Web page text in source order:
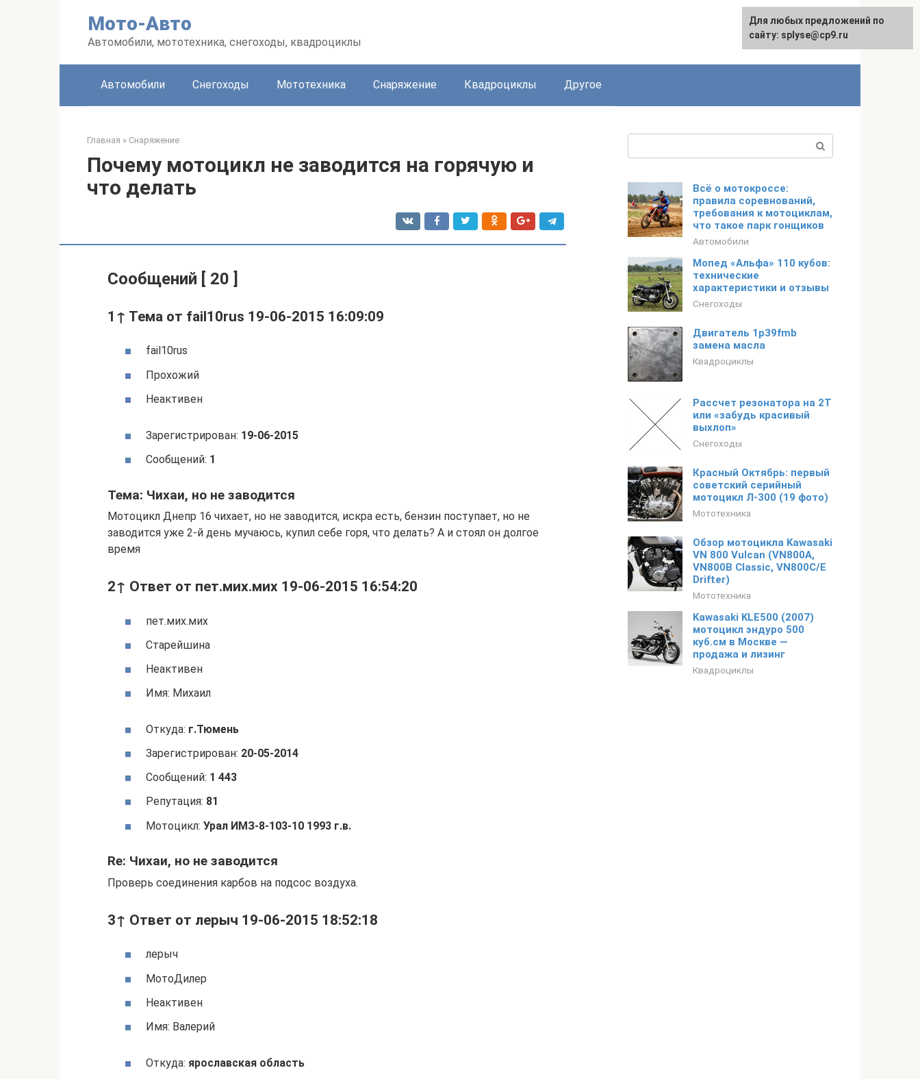
Мото-Авто
Автомобили, мототехника, снегоходы, квадроциклы
Автомобили Снегоходы Мототехника Снаряжение Квадроциклы Другое
Главная » Снаряжение
Почему мотоцикл не заводится на горячую и
что делать
Сообщений [ 20 ]
1↑ Тема от fail10rus 19-06-2015 16:09:09
fail10rus
Прохожий
Неактивен
Зарегистрирован: 19-06-2015
Сообщений: 1
Тема: Чихаи, но не заводится
Мотоцикл Днепр 16 чихает, но не заводится, искра есть, бензин поступает, но не
заводится уже 2-й день мучаюсь, купил себе горя, что делать? А и стоял он долгое
время
2↑ Ответ от пет.мих.мих 19-06-2015 16:54:20
пет.мих.мих
Cтарейшина
Неактивен
Имя: Михаил
Откуда: г.Тюмень
Зарегистрирован: 20-05-2014
Сообщений: 1 443
Репутация: 81
Мотоцикл: Урал ИМЗ-8-103-10 1993 г.в.
Re: Чихаи, но не заводится
Проверь соединения карбов на подсос воздуха.
3↑ Ответ от лерыч 19-06-2015 18:52:18
лерыч
МотоДилер
Неактивен
Имя: Валерий
Откуда: ярославская область
Всё о мотокроссе:
правила соревнований,
требования к мотоциклам,
что такое парк гонщиков
Автомобили
Мопед «Альфа» 110 кубов:
технические
характеристики и отзывы
Снегоходы
Двигатель 1p39fmb
замена масла
Квадроциклы
Рассчет резонатора на 2T
или «забудь красивый
выхлоп»
Снегоходы
Красный Октябрь: первый
советский серийный
мотоцикл Л-300 (19 фото)
Мототехника
Обзор мотоцикла Kawasaki
VN 800 Vulcan (VN800A,
VN800B Classic, VN800C/E
Drifter)
Мототехника
Kawasaki KLE500 (2007)
мотоцикл эндуро 500
куб.см в Москве —
продажа и лизинг
Квадроциклы
Для любых предложений по
сайту: splyse@cp9.ru